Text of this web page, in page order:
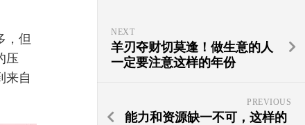
，但
压
来自
NEXT
羊刃夺财切莫逢！做生意的人
一定要注意这样的年份
PREVIOUS
能力和资源缺一不可，这样的